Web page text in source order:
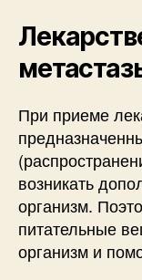
При приеме
возникать
организм.
питательные
организм и